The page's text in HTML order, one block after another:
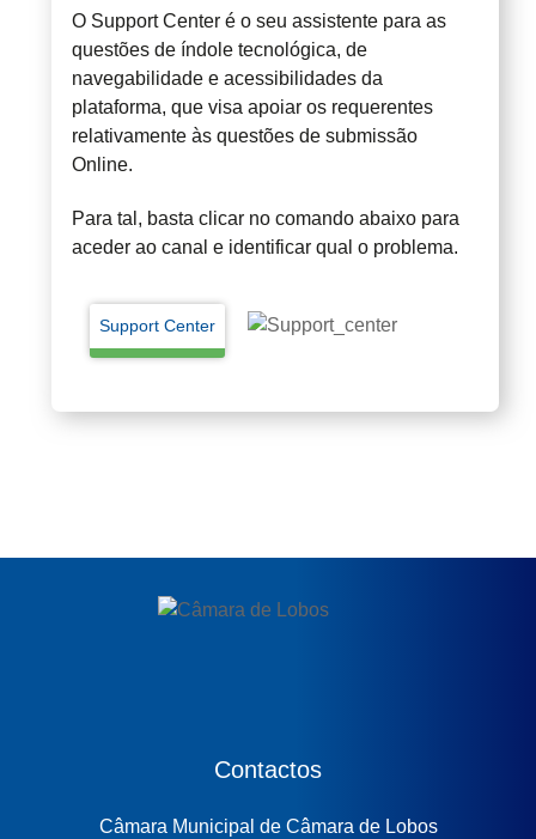
O Support Center é o seu assistente para as
questões de índole tecnológica, de
navegabilidade e acessibilidades da
plataforma, que visa apoiar os requerentes
relativamente às questões de submissão
Online.
Para tal, basta clicar no comando abaixo para
aceder ao canal e identificar qual o problema.
Support Center
Contactos
Câmara Municipal de Câmara de Lobos